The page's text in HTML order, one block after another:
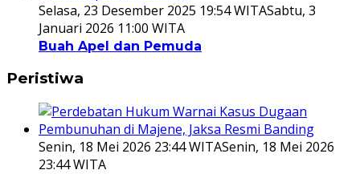
Selasa, 23 Desember 2025 19:54 WITASabtu, 3
Januari 2026 11:00 WITA
Buah Apel dan Pemuda
Peristiwa
Senin, 18 Mei 2026 23:44 WITASenin, 18 Mei 2026
23:44 WITA